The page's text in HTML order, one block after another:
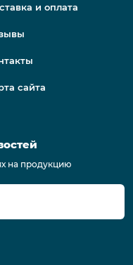
и оплата
сайта
на продукцию